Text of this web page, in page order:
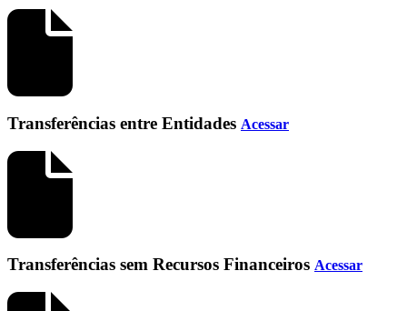
Transferências entre Entidades Acessar
Transferências sem Recursos Financeiros Acessar